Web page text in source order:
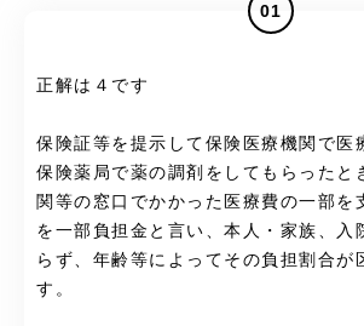
01
正解は４です
保険証等を提示して保険医療機関で医
保険薬局で薬の調剤をしてもらったと
関等の窓口でかかった医療費の一部を
を一部負担金と言い、本人・家族、入
らず、年齢等によってその負担割合が
す。